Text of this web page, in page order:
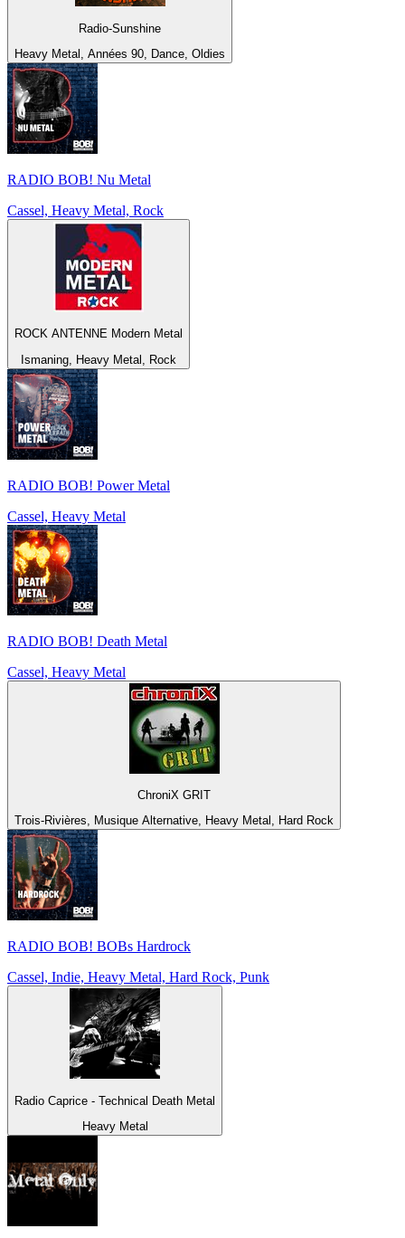
Radio-Sunshine
Heavy Metal, Années 90, Dance, Oldies
RADIO BOB! Nu Metal
Cassel, Heavy Metal, Rock
ROCK ANTENNE Modern Metal
Ismaning, Heavy Metal, Rock
RADIO BOB! Power Metal
Cassel, Heavy Metal
RADIO BOB! Death Metal
Cassel, Heavy Metal
ChroniX GRIT
Trois-Rivières, Musique Alternative, Heavy Metal, Hard Rock
RADIO BOB! BOBs Hardrock
Cassel, Indie, Heavy Metal, Hard Rock, Punk
Radio Caprice - Technical Death Metal
Heavy Metal